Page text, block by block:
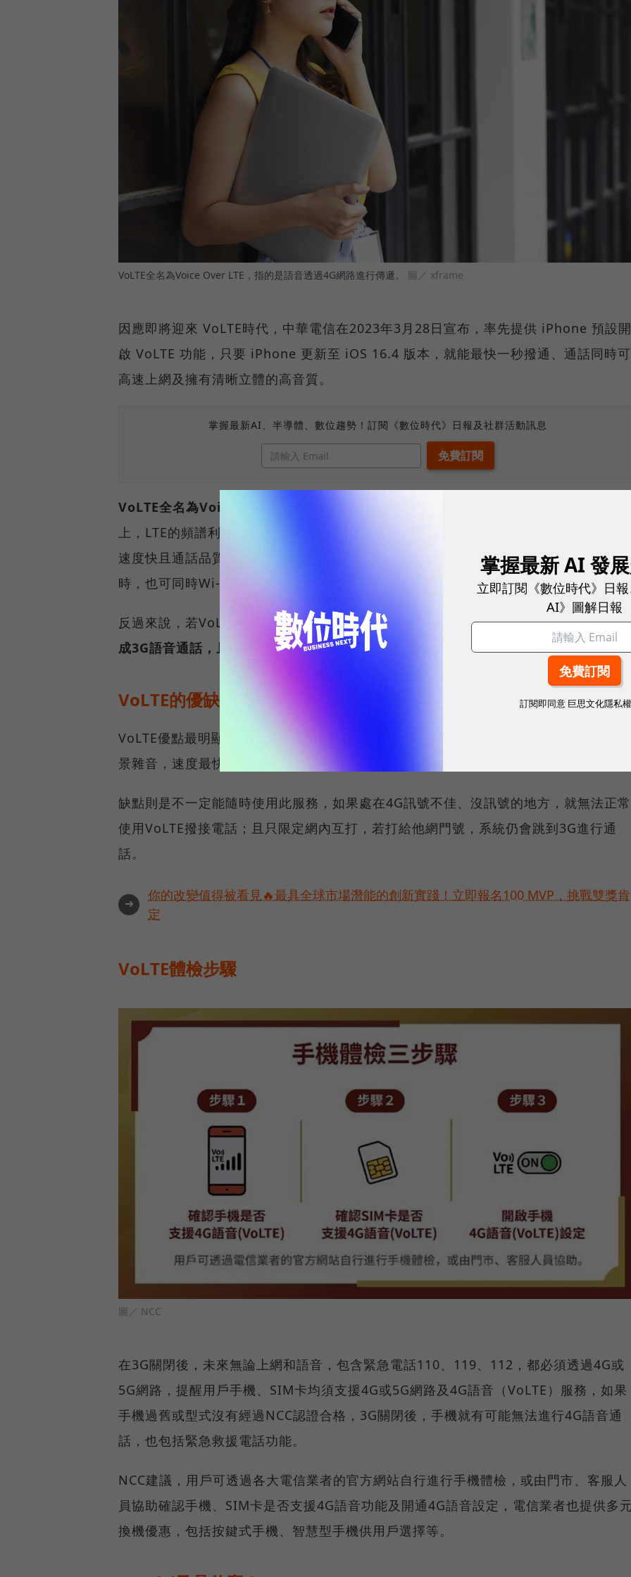
VoLTE全名為Voice Over LTE，指的是語音透過4G網路進行傳遞。 圖／ xframe
因應即將迎來 VoLTE時代，中華電信在2023年3月28日宣布，率先提供 iPhone 預設開
啟 VoLTE 功能，只要 iPhone 更新至 iOS 16.4 版本，就能最快一秒撥通、通話同時可
高速上網及擁有清晰立體的高音質。
掌握最新AI、半導體、數位趨勢！訂閱《數位時代》日報及社群活動訊息
VoLTE全名為Voice Over LTE，指的是語音透過4G網路進行傳遞。
上，LTE的頻譜利用效率，遠遠優於傳統的模擬編碼傳輸，白話來說，這就讓VoLTE接通
速度快且通話品質更佳。特別的是，語音通話時不會降低上網速度，而使用Wi-Fi通話
時，也可同時Wi-Fi上網。
反過來說，若VoLTE沒有開啟，不管是用5G或4G，
只要接通語音電話，手機就會自動
成3G語音通話，且通話時網速變慢，這是現階段電信業者無法關閉3G設備的主要原因
VoLTE的優缺點？
VoLTE優點最明顯的就是改善通話品質，透過更廣的頻寬來傳輸HD高音質，大幅降低背
景雜音，速度最快1秒就能撥通。
缺點則是不一定能隨時使用此服務，如果處在4G訊號不佳、沒訊號的地方，就無法正常
使用VoLTE撥接電話；且只限定網內互打，若打給他網門號，系統仍會跳到3G進行通
話。
➜
你的改變值得被看見🔥最具全球市場潛能的創新實踐！立即報名100 MVP，挑戰雙獎肯
定
VoLTE體檢步驟
圖／ NCC
在3G關閉後，未來無論上網和語音，包含緊急電話110、119、112，都必須透過4G或
5G網路，提醒用戶手機、SIM卡均須支援4G或5G網路及4G語音（VoLTE）服務，如果
手機過舊或型式沒有經過NCC認證合格，3G關閉後，手機就有可能無法進行4G語音通
話，也包括緊急救援電話功能。
NCC建議，用戶可透過各大電信業者的官方網站自行進行手機體檢，或由門市、客服人
員協助確認手機、SIM卡是否支援4G語音功能及開通4G語音設定，電信業者也提供多元
換機優惠，包括按鍵式手機、智慧型手機供用戶選擇等。
掌握最新 AI 發展
立即訂閱《數位時代》日
AI》圖解日報
訂閱即同意 巨思文化隱私